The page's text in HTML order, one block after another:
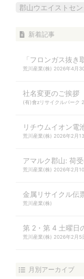
郡山ウエイストセ
新着記事
「フロンガス抜き
荒川産業(株) 2026年4月
社名変更のご挨拶
(有)會zリサイクルパーク
リチウムイオン電
荒川産業(株) 2026年2月13
アマル
荒川産業(株) 2026年2月10
金属リサイクル伝
荒川産業(株)
第 2・第 4 土曜日
荒川産業(株) 2026年2月5
月別アーカイブ